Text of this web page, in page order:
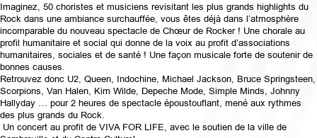
Imaginez, 50 choristes et musiciens revisitant les plus grands highlights du
Rock dans une ambiance surchauffée, vous êtes déjà dans l’atmosphère
incomparable du nouveau spectacle de Chœur de Rocker ! Une chorale au
profil humanitaire et social qui donne de la voix au profit d’associations
humanitaires, sociales et de santé ! Une façon musicale forte de soutenir de
bonnes causes.
Retrouvez donc U2, Queen, Indochine, Michael Jackson, Bruce Springsteen,
Scorpions, Van Halen, Kim Wilde, Depeche Mode, Simple Minds, Johnny
Hallyday … pour 2 heures de spectacle époustouflant, mené aux rythmes
des plus grands du Rock.
Un concert au profit de VIVA FOR LIFE, avec le soutien de la ville de